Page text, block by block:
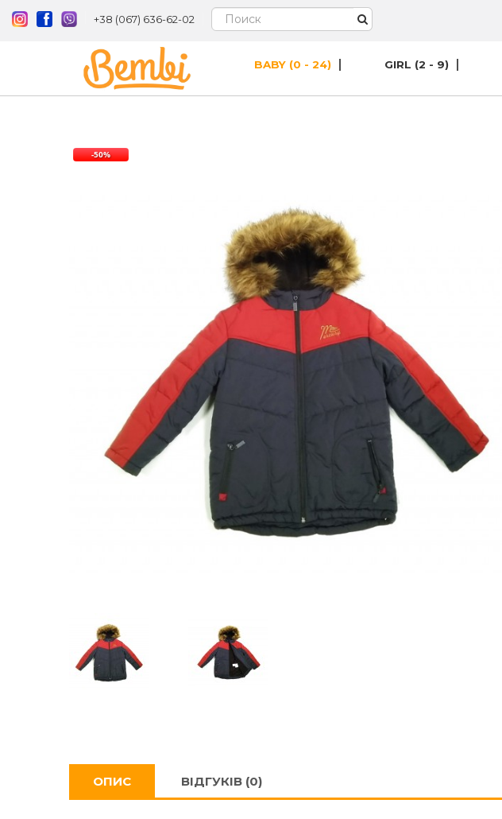
+38 (067) 636-62-02
BABY (0 - 24) GIRL (2 - 9)
-50%
ОПИС ВІДГУКІВ (0)